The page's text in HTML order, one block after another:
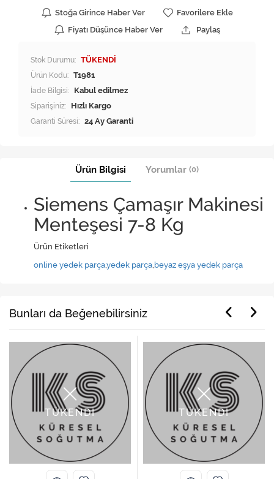
Stoğa Girince Haber Ver
Favorilere Ekle
Fiyatı Düşünce Haber Ver
Paylaş
Stok Durumu: TÜKENDİ
Ürün Kodu: T1981
İade Bilgisi:
Siparişiniz: Hızlı Kargo
Garanti Süresi: 24 Ay Garanti
Ürün Bilgisi Yorumlar (0)
Siemens Çamaşır Makinesi
Menteşesi 7-8 Kg
Ürün Etiketleri
online yedek parça,yedek parça, beyaz eşya yedek parça
Bunları da Beğenebilirsiniz
TÜKENDİ TÜKENDİ